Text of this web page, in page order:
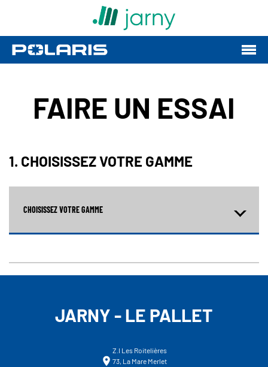
FAIRE UN ESSAI
1. CHOISISSEZ VOTRE GAMME
CHOISISSEZ VOTRE GAMME
JARNY - LE PALLET
Z.I Les Roitelières
73, La Mare Merlet